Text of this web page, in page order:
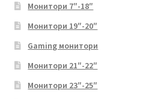
Монитори 7″-18″
Монитори 19″-20″
Gaming монитори
Монитори 21″-22″
Монитори 23″-25″